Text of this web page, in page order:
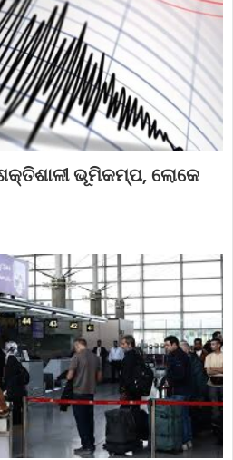
ଭୂମିକମ୍ପ, ଲୋକେ